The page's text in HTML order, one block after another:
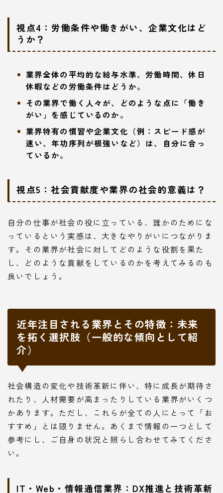
視点4：労働条件や働きがい、企業文化はど
うか？
業界全体の平均的な給与水準、労働時間、休日
休暇などの労働条件はどうか。
その業界で働く人々が、どのような点に「働き
がい」を感じているのか。
業界特有の慣習や企業文化（例：スピード感が
速い、年功序列が根強いなど）は、自分に合っ
ているか。
視点5：社会貢献度や業界の社会的意義は？
自分の仕事が社会の役に立っている、誰かのためにな
っているという実感は、大きなやりがいにつながりま
す。その業界が社会に対してどのような役割を果た
し、どのような貢献をしているのかを考えてみるのも
良いでしょう。
近年注目される業界とその特徴：未来
を拓く選択肢（一般的な傾向として紹
介）
社会構造の変化や技術革新に伴い、特に成長が期待さ
れたり、人材需要が高まったりしている業界がいくつ
かあります。ただし、これらが全ての人にとって「お
すすめ」とは限りません。あくまで情報の一つとして
参考にし、ご自身の状況と照らし合わせてみてくださ
い。
IT・Web・情報通信業界：DX推進と技術革新